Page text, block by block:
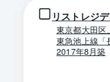
リストレジ
東京都大田区
東急池上線「
2017年8月築